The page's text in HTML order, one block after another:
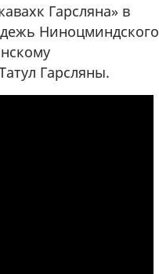
Гарсляна» в
Ниноцминдского
Гарсляны.